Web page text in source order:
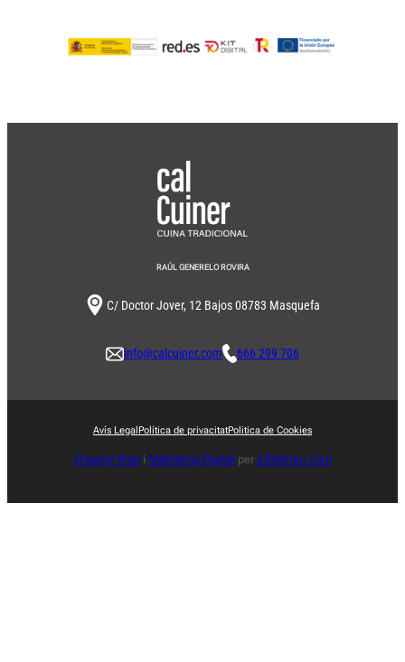
RAÚL GENERELO ROVIRA
C/ Doctor Jover, 12 Bajos 08783 Masquefa
info@calcuiner.com 666 299 706
Avís LegalPolítica de privacitatPolitica de Cookies
Disseny Webi Màrketing Digital per aTotArreu.com